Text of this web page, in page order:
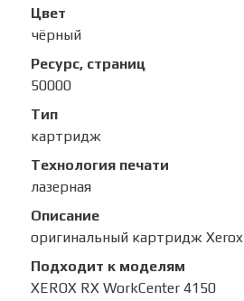
Цвет
чёрный
Ресурс, страниц
50000
Тип
картридж
Технология печати
лазерная
Описание
оригинальный картридж Xerox
Подходит к моделям
XEROX RX WorkCenter 4150